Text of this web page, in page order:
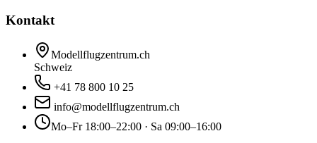
Kontakt
Modellflugzentrum.ch
Schweiz
+41 78 800 10 25
info@modellflugzentrum.ch
Mo–Fr 18:00–22:00 · Sa 09:00–16:00